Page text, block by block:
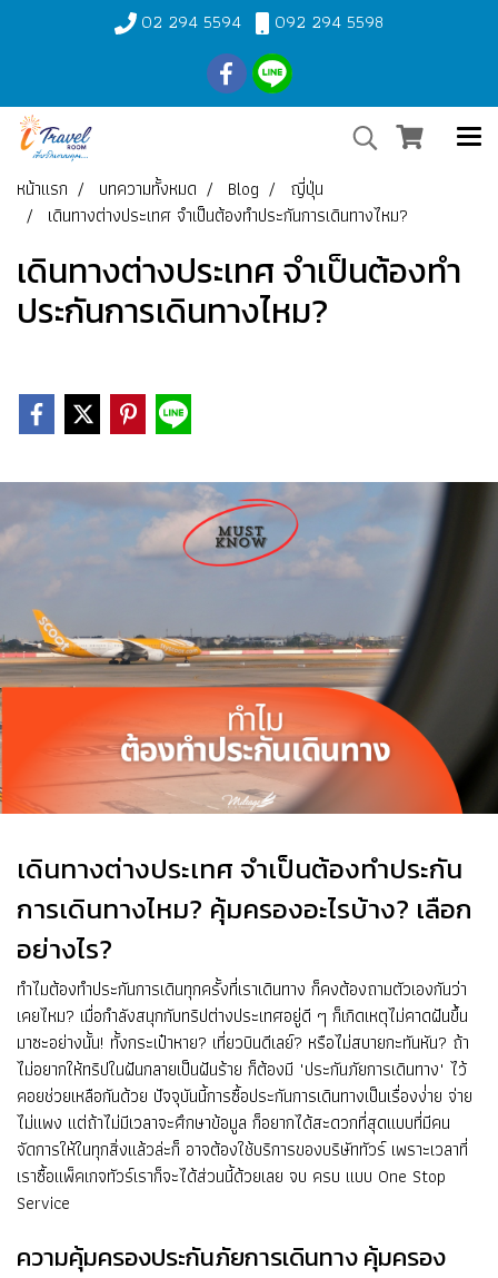
02 294 5594 092 294 5598
หน้าแรก บทความทั้งหมด Blog
ญี่ปุ่น
เดินทางต่างประเทศ จำเป็นต้องทำประกันการเดินทางไหม?
เดินทางต่างประเทศ จำเป็นต้องทำ
ประกันการเดินทางไหม?
เดินทางต่างประเทศ จำเป็นต้องทำประกัน
การเดินทางไหม? คุ้มครองอะไรบ้าง? เลือก
อย่างไร?
ทำไมต้องทำประกันการเดินทุกครั้งที่เราเดินทาง ก็คงต้องถามตัวเองกันว่า
เคยไหม? เมื่อกำลังสนุกกับทริปต่างประเทศอยู่ดี ๆ ก็เกิดเหตุไม่คาดฝันขึ้น
มาซะอย่างนั้น! ทั้งกระเป๋าหาย? เที่ยวบินดีเลย์? หรือไม่สบายกะทันหัน? ถ้า
ไม่อยากให้ทริปในฝันกลายเป็นฝันร้าย ก็ต้องมี "ประกันภัยการเดินทาง" ไว้
คอยช่วยเหลือกันด้วย ปัจจุบันนี้การซื้อประกันการเดินทางเป็นเรื่องง่่าย จ่าย
ไม่แพง แต่ถ้าไม่มีเวลาจะศึกษาข้อมูล ก็อยากได้สะดวกที่สุดแบบที่มีคน
จัดการให้ในทุกสิ่งแล้วล่ะก็ อาจต้องใช้บริการของบริษัททัวร์ เพราะเวลาที่
เราซื้อแพ็คเกจทัวร์เราก็จะได้ส่วนนี้ด้วยเลย จบ ครบ แบบ One Stop
Service
ความคุ้มครองประกันภัยการเดินทาง คุ้มครอง